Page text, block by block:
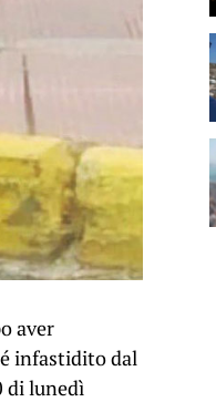
aver
infastidito dal
di lunedì